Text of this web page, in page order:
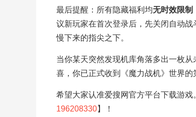
最后提醒：所有隐藏福利均无时效限制
议新玩家在首次登录后，先关闭自动
慢下来的指尖之下。
当你某天突然发现机库角落多出一枚
喜，你已正式收到《魔力战机》世界的
希望大家认准爱搜网官方平台下载游戏
196208330】！